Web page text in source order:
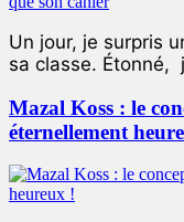
Un jour, je surpris
sa classe. Étonné,
Mazal Koss : le
éternellement